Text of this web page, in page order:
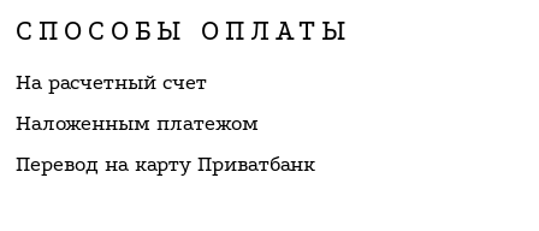
СПОСОБЫ ОПЛАТЫ
На расчетный счет
Наложенным платежом
Перевод на карту Приватбанк